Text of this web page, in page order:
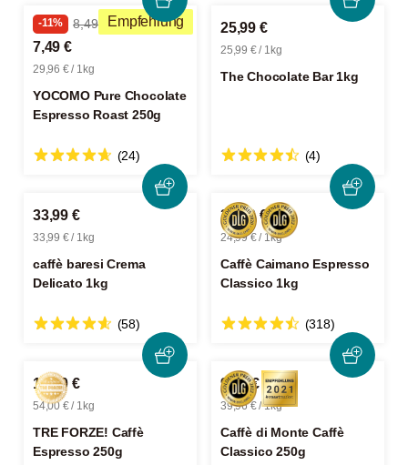
Empfehlung
-11% 8,49 €
7,49 €
29,96 € / 1kg
YOCOMO Pure Chocolate
Espresso Roast 250g
(24)
25,99 €
25,99 € / 1kg
The Chocolate Bar 1kg
(4)
33,99 €
33,99 € / 1kg
caffè baresi Crema
Delicato 1kg
(58)
24,99 €
24,99 € / 1kg
Caffè Caimano Espresso
Classico 1kg
(318)
13,50 €
54,00 € / 1kg
TRE FORZE! Caffè
Espresso 250g
9,99 €
39,96 € / 1kg
Caffè di Monte Caffè
Classico 250g